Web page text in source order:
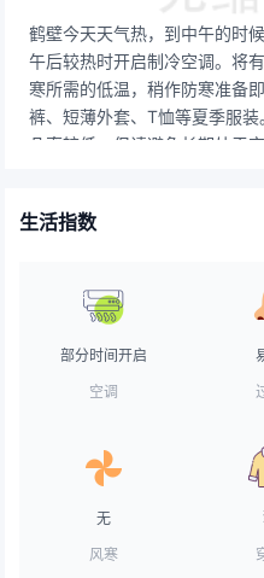
鹤壁今天天气热，到中午的时
午后较热时开启制冷空调。将
寒所需的低温，稍作防寒准备
裤、短薄外套、T恤等夏季服
几率较低。但请避免长期处于
明显影响。天气较好，路面干
会对垂钓产生一定的影响。长
时间，备好遮阳设施，及时补
生活指数
部分时间开启
空调
无
风寒